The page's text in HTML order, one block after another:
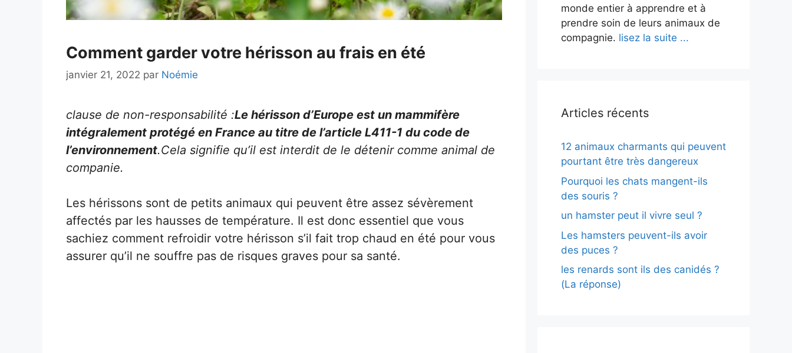
Comment garder votre hérisson au frais en été
janvier 21, 2022 par Noémie
clause de non-responsabilité :Le hérisson d’Europe est un mammifère
intégralement protégé en France au titre de l’article L411-1 du code de
l’environnement.Cela signifie qu’il est interdit de le détenir comme animal de
companie.
Les hérissons sont de petits animaux qui peuvent être assez sévèrement
affectés par les hausses de température. Il est donc essentiel que vous
sachiez comment refroidir votre hérisson s’il fait trop chaud en été pour vous
assurer qu’il ne souffre pas de risques graves pour sa santé.
monde entier à apprendre et à
prendre soin de leurs animaux de
compagnie. lisez la suite ...
Articles récents
12 animaux charmants qui peuvent
pourtant être très dangereux
Pourquoi les chats mangent-ils
des souris ?
un hamster peut il vivre seul ?
Les hamsters peuvent-ils avoir
des puces ?
les renards sont ils des canidés ?
(La réponse)